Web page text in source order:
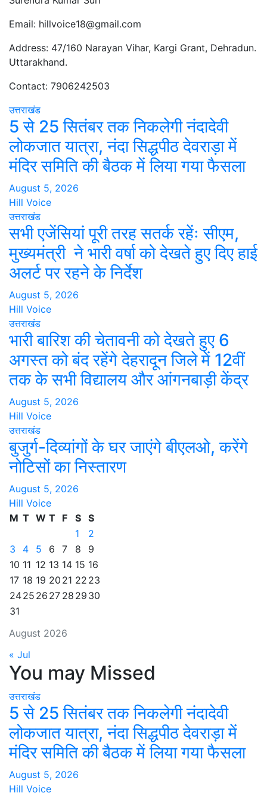
Email: hillvoice18@gmail.com
Address: 47/160 Narayan Vihar, Kargi Grant, Dehradun.
Uttarakhand.
Contact: 7906242503
उत्तराखंड
5 से 25 सितंबर तक निकलेगी नंदादेवी
लोकजात यात्रा, नंदा सिद्धपीठ देवराड़ा में
मंदिर समिति की बैठक में लिया गया फैसला
August 5, 2026
Hill Voice
उत्तराखंड
सभी एजेंसियां पूरी तरह सतर्क रहेंः सीएम,
मुख्यमंत्री ने भारी वर्षा को देखते हुए दिए हाई
अलर्ट पर रहने के निर्देश
August 5, 2026
Hill Voice
उत्तराखंड
भारी बारिश की चेतावनी को देखते हुए 6
अगस्त को बंद रहेंगे देहरादून जिले में 12वीं
तक के सभी विद्यालय और आंगनबाड़ी केंद्र
August 5, 2026
Hill Voice
उत्तराखंड
बुजुर्ग-दिव्यांगों के घर जाएंगे बीएलओ, करेंगे
नोटिसों का निस्तारण
August 5, 2026
Hill Voice
August 2026
M T W T F S S
1
2
3
4 5 6 7 8
9
10 11 12 13 14 15 16
17 18 19 20 21 22 23
2425 26 27 28 29 30
31
« Jul
You may Missed
उत्तराखंड
5 से 25 सितंबर तक निकलेगी नंदादेवी
लोकजात यात्रा, नंदा सिद्धपीठ देवराड़ा में
मंदिर समिति की बैठक में लिया गया फैसला
August 5, 2026
Hill Voice